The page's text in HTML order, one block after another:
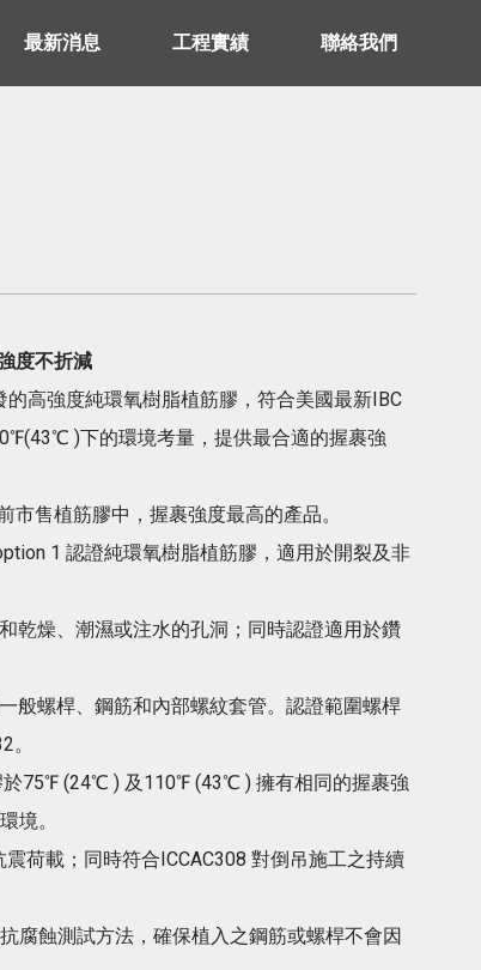
最新消息 工程實績 聯絡我們
度不折減
的高強度純環氧樹脂植筋膠，符合美國最新IBC
)下的環境考量，提供最合適的握裹強
售植筋膠中，握裹強度最高的產品。
1 認證純環氧樹脂植筋膠，適用於開裂及非
乾燥、潮濕或注水的孔洞；同時認證適用於鑽
般螺桿、鋼筋和內部螺紋套管。認證範圍螺桿
於75℉ (24℃ ) 及110℉ (43℃ ) 擁有相同的握裹強
境。
荷載；同時符合ICCAC308 對倒吊施工之持續
腐蝕測試方法，確保植入之鋼筋或螺桿不會因